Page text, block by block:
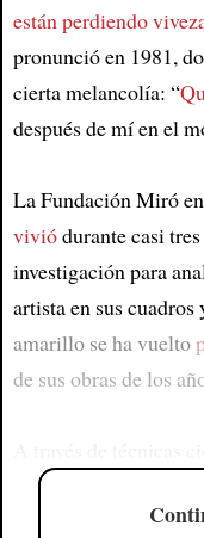
están perdiendo
pronunció en 1981,
cierta melancolía: “
después de mí en el
La Fundación Miró
viviódurante casi
investigación para
artista en sus cuadros
amarillo se ha vuelto
de sus obras de los